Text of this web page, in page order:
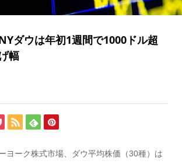
ダウは年初1週間で1000ドル超
幅
ヨーク株式市場、ダウ平均株価（30種）は